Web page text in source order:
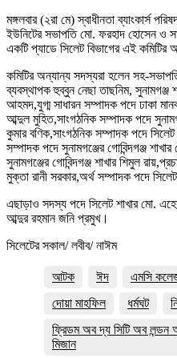
মঙ্গলবার (২রা মে) স্বাধীনতা ব্যাংকার্স
ইউনিটের সভাপতি মো. ফরহাদ হোসেন ও
একটি প্যাডে সিলেট বিভাগের এই
কমিটির অন্যান্য সদস্যরা হলেন সহ-
ব্যবস্থাপক হুব্বুন নেছা তাছনিম, সুনামগঞ্জ
আহমদ,যুগ্ম সাধারন সম্পাদক পদে ঢাকা
আব্দুল মুহিত,সাংগঠনিক সম্পাদক পদে
কুমার বণিক,সাংগঠনিক সম্পাদক পদে সিলেট
সম্পাদক পদে সুনামগঞ্জের গোবিন্দগঞ্জ
সুনামগঞ্জের গোবিন্দগঞ্জ শাখার শিমুল
মুক্তা রানী সরকার,অর্থ সম্পাদক পদে
এছাড়াও সদস্য পদে সিলেট শাখার মো.
আব্দুর রহমান জনি প্রমুখ।
সিলেটের সকাল/ লবীব/ নাঈম
আটক ঈদ এমসি
দোয়া মাহফিল
ধর্মঘট
ফ্রিডম অব দ্য সিটি অব লন্ডন
মিজান